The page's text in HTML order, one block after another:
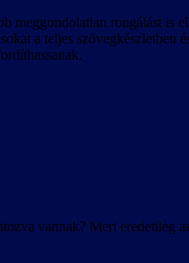
meggondolatlan rongálást is
a teljes
vannak? Mert eredetileg